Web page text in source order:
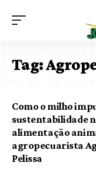
Tag:
Como o milho
sustentabilidade
alimentação
agropecuarista
Pelissa